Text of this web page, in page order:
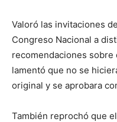
Valoró las invitaciones
Congreso Nacional a
recomendaciones
lamentó que no se
original y se aprobara
También reprochó que